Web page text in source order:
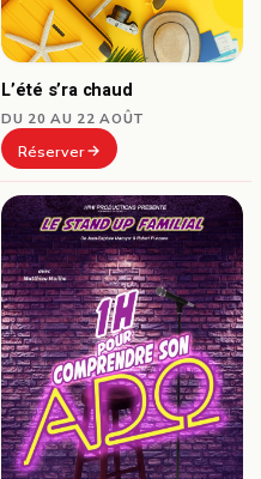
L’été s’ra chaud
DU 20 AU 22 AOÛT
Réserver